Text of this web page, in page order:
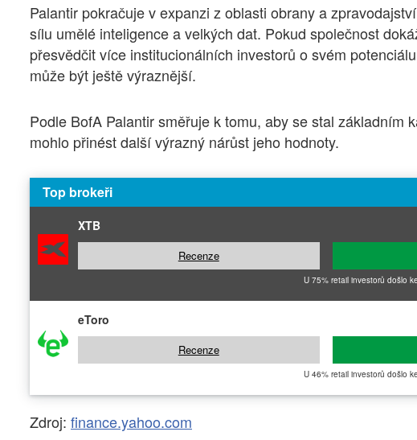
Palantir pokračuje v expanzi z oblasti obrany a
sílu umělé inteligence a velkých dat. Pokud společnost
přesvědčit více institucionálních investorů o svém
může být ještě výraznější.
Podle BofA Palantir směřuje k tomu, aby se stal základním
mohlo přinést další výrazný nárůst jeho hodnoty.
Top brokeři
XTB
Recenze
U 75% retail investorů došlo
eToro
Recenze
U 46% retail investorů došlo
Zdroj: finance.yahoo.com